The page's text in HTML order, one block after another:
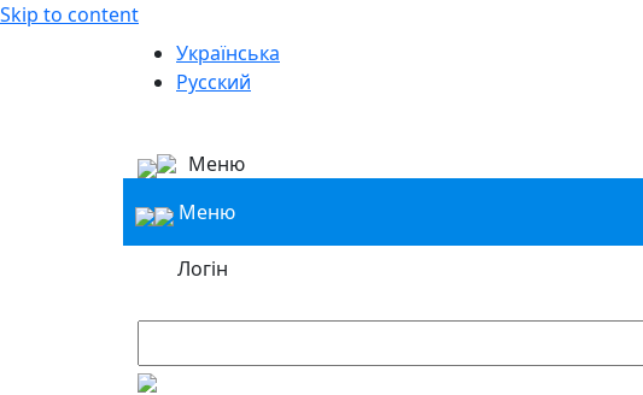
Skip to content
Українська
Русский
Меню
Меню
Логін